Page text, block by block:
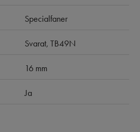
Specialfaner
Svarat, TB49N
16 mm
Ja